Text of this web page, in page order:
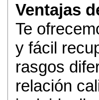
Ventajas
Te
y fácil
rasgos
relación